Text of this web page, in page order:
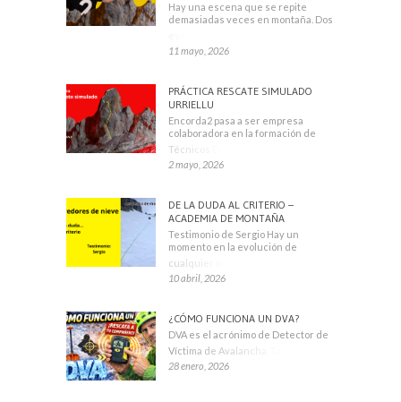
Hay una escena que se repite
demasiadas veces en montaña. Dos
11 mayo, 2026
PRÁCTICA RESCATE SIMULADO
URRIELLU
Encorda2 pasa a ser empresa
colaboradora en la formación de
Técnicos Deportivos
2 mayo, 2026
DE LA DUDA AL CRITERIO –
ACADEMIA DE MONTAÑA
Testimonio de Sergio Hay un
momento en la evolución de
cualquier montañero
10 abril, 2026
¿CÓMO FUNCIONA UN DVA?
DVA es el acrónimo de Detector de
Víctima de Avalancha. También se
28 enero, 2026